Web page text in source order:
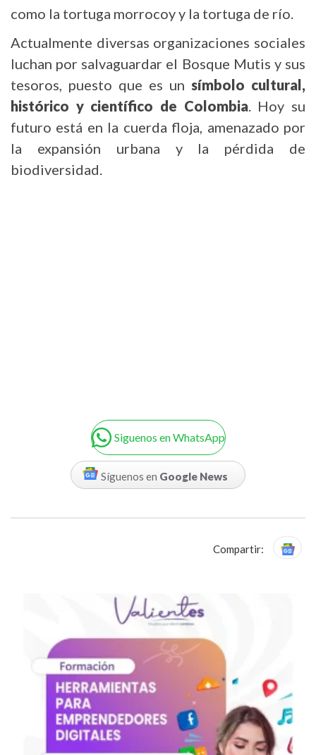
como la tortuga morrocoy y la tortuga de río.
Actualmente diversas organizaciones sociales
luchan por salvaguardar el Bosque Mutis y sus
tesoros, puesto que es un símbolo cultural,
histórico y científico de Colombia. Hoy su
futuro está en la cuerda floja, amenazado por
la expansión urbana y la pérdida de
biodiversidad.
Siguenos en WhatsApp
Síguenos en Google News
Compartir: